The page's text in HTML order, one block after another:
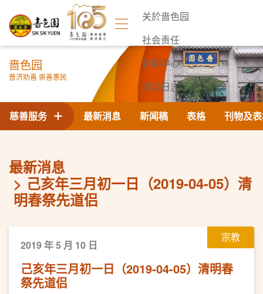
关於啬色园
社会责任
新闻中心
活动日志
联络我们
啬色园
普济劝善 崇善惠民
最新消息 新闻稿 表格 刊物及
慈善服务
最新消息
己亥年三月初一日（2019-04-05）清
明春祭先道侣
宗教
2019 年 5 月 10 日
己亥年三月初一日（2019-04-05）清明春
祭先道侣